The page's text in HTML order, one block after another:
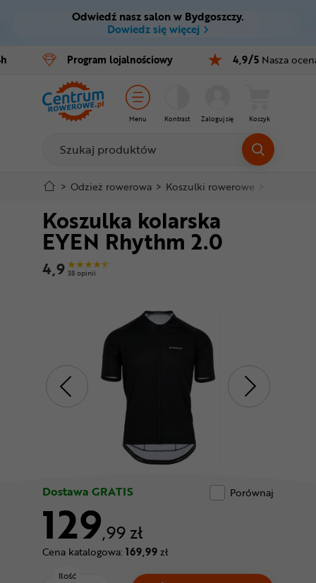
Ctrl M
Menu główne
Informacje o produkcie
Do koszyka
Szczegółowe informacje
Stopka
Mapa strony
Odwiedź nasz salon w Bydgoszczy.
Dowiedz się więcej
Program lojalnościowy 4,9/5 Nasza
Menu Kontrast Zaloguj się Koszyk
Rowery
E-bike
Części
Akcesoria
Odzież
Kaski
Buty
Superoferta
> Odzież rowerowa > Koszulki rowerowe
Koszulka kolarska
EYEN Rhythm 2.0
4,9 38 opinii
Dostawa GRATIS Porównaj
129,99 zł
Cena katalogowa: 169,99zł
Ilość